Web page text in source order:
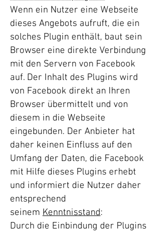
Wenn ein Nutzer eine Webseite
dieses Angebots aufruft, die ein
solches Plugin enthält, baut sein
Browser eine direkte Verbindung
mit den Servern von Facebook
auf. Der Inhalt des Plugins wird
von Facebook direkt an Ihren
Browser übermittelt und von
diesem in die Webseite
eingebunden. Der Anbieter hat
daher keinen Einfluss auf den
Umfang der Daten, die Facebook
mit Hilfe dieses Plugins erhebt
und informiert die Nutzer daher
entsprechend
seinem Kenntnisstand:
Durch die Einbindung der Plugins